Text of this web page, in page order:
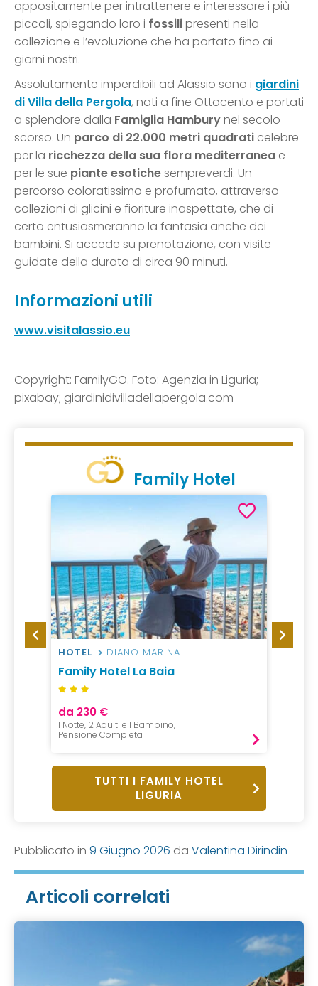
appositamente per intrattenere e interessare i più
piccoli, spiegando loro i fossilipresenti nella
collezione e l’evoluzione che ha portato fino ai
giorni nostri.
Assolutamente imperdibili ad Alassio sono i giardini
di Villa della Pergola, nati a fine Ottocento e portati
a splendore dalla Famiglia Hamburynel secolo
scorso. Un parco di 22.000 metri quadrati celebre
per la ricchezza della sua flora mediterranea e
per le sue piante esotichesempreverdi. Un
percorso coloratissimo e profumato, attraverso
collezioni di glicini e fioriture inaspettate, che di
certo entusiasmeranno la fantasia anche dei
bambini. Si accede su prenotazione, con visite
guidate della durata di circa 90 minuti.
Informazioni utili
www.visitalassio.eu
Copyright: FamilyGO. Foto: Agenzia in Liguria;
pixabay; giardinidivilladellapergola.com
Family Hotel
HOTEL DIANO MARINA
Family Hotel La Baia
da 230 €
1 Notte, 2 Adulti e 1 Bambino,
Pensione Completa
HOTEL
TUTTI I FAMILY HOTEL
LIGURIA
Pubblicato in 9 Giugno 2026 da Valentina Dirindin
Articoli correlati